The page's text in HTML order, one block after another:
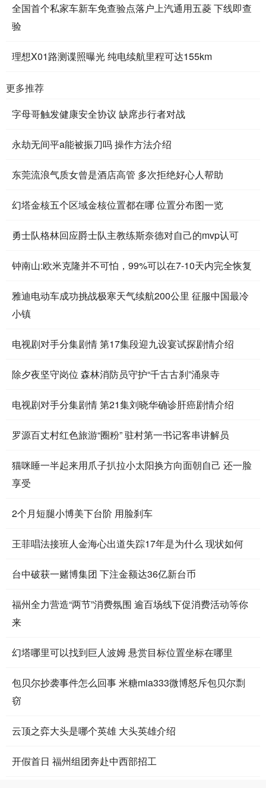
全国首个私家车新车免查验点落户上汽通用五菱 下线即查
验
理想X01路测谍照曝光 纯电续航里程可达155km
更多推荐
字母哥触发健康安全协议 缺席步行者对战
永劫无间平a能被振刀吗 操作方法介绍
东莞流浪气质女曾是酒店高管 多次拒绝好心人帮助
幻塔金核五个区域金核位置都在哪 位置分布图一览
勇士队格林回应爵士队主教练斯奈德对自己的mvp认可
钟南山:欧米克隆并不可怕，99%可以在7-10天内完全恢复
雅迪电动车成功挑战极寒天气续航200公里 征服中国最冷
小镇
电视剧对手分集剧情 第17集段迎九设宴试探剧情介绍
除夕夜坚守岗位 森林消防员守护“千古古刹”涌泉寺
电视剧对手分集剧情 第21集刘晓华确诊肝癌剧情介绍
罗源百丈村红色旅游“圈粉” 驻村第一书记客串讲解员
猫咪睡一半起来用爪子扒拉小太阳换方向面朝自己 还一脸
享受
2个月短腿小博美下台阶 用脸刹车
王菲唱法接班人金海心出道失踪17年是为什么 现状如何
台中破获一赌博集团 下注金额达36亿新台币
福州全力营造“两节”消费氛围 逾百场线下促消费活动等你
来
幻塔哪里可以找到巨人波姆 悬赏目标位置坐标在哪里
包贝尔抄袭事件怎么回事 米糖mia333微博怒斥包贝尔剽
窃
云顶之弈大头是哪个英雄 大头英雄介绍
开假首日 福州组团奔赴中西部招工